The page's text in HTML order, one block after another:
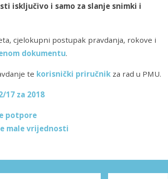
isključivo i samo za slanje snimki i
cjelokupni postupak pravdanja, rokove i
dokumentu.
te korisnički priručnik za rad u PMU.
17 za 2018
potpore
male vrijednosti